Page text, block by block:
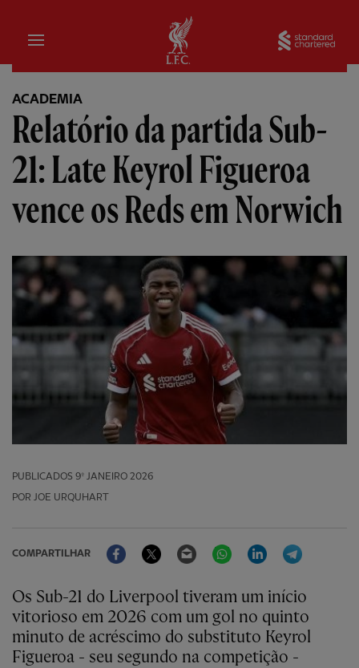
Inicial
ACADEMIA
Relatório da partida Sub-
21: Late Keyrol Figueroa
vence os Reds em Norwich
PUBLICADOS 9º JANEIRO 2026
POR JOE URQUHART
COMPARTILHAR
FacebookTwitter Email WhatsAppLinkedIn
Os Sub-21 do Liverpool tiveram um início
vitorioso em 2026 com um gol no quinto
minuto de acréscimo do substituto Keyrol
Figueroa - seu segundo na competição -